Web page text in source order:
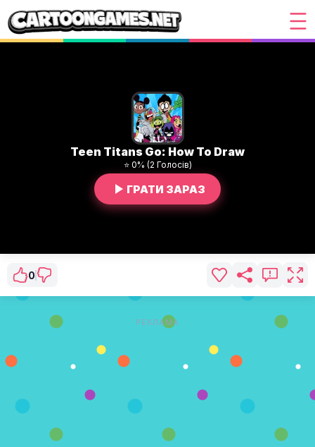
Teen Titans Go: How To Draw
⭐ 0% (2 Голосів)
ГРАТИ ЗАРАЗ
0
РЕКЛАМА